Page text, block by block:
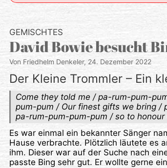
GEMISCHTES
David Bowie besucht
Von Friedhelm Denkeler, 24. Dezember 2022
Der Kleine Trommler – Ein
Come they told me / pa-rum-pum-
pum-pum / Our finest gifts we bring
pa-rum-pum-pum-pum / so to
Es war einmal ein bekannter Sänger
Hause verbrachte. Plötzlich läutete es
ihm. Dieser war auf der Suche nach
passte Bing sehr gut. Er wollte gerne